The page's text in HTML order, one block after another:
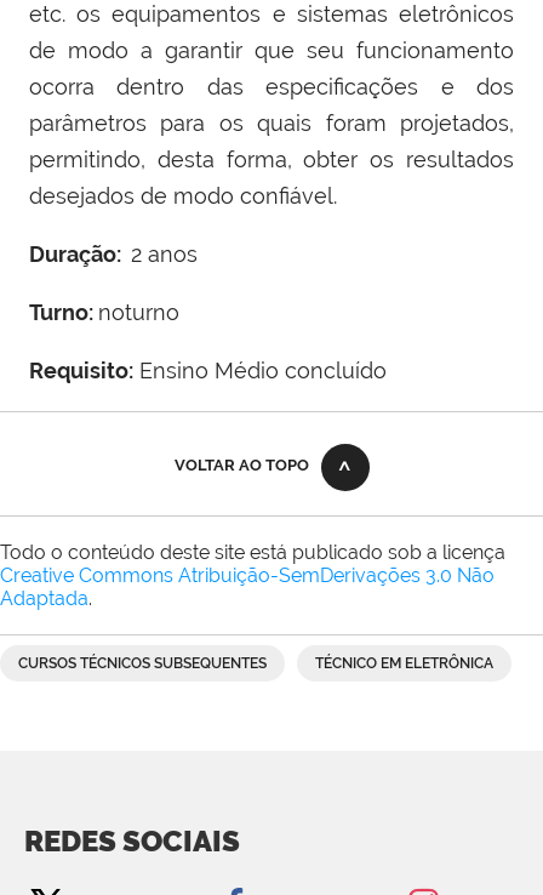
etc. os equipamentos e sistemas eletrônicos
de modo a garantir que seu funcionamento
ocorra dentro das especificações e dos
parâmetros para os quais foram projetados,
permitindo, desta forma, obter os resultados
desejados de modo confiável.
Duração: 2 anos
Turno: noturno
Requisito: Ensino Médio concluído
VOLTAR AO TOPO
Todo o conteúdo deste site está publicado sob a licença
Creative Commons Atribuição-SemDerivações 3.0 Não
Adaptada.
CURSOS TÉCNICOS SUBSEQUENTES TÉCNICO EM ELETRÔNICA
REDES SOCIAIS